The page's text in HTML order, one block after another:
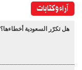
آراء وكتابات
هل تكرّر السعودية أخطاءها؟